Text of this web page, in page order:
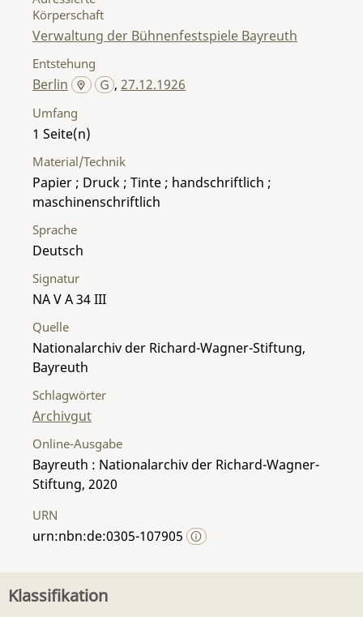
Körperschaft
Verwaltung der Bühnenfestspiele Bayreuth
Entstehung
Berlin ,27.12.1926
Umfang
1
Material/Technik
Papier ; Druck ; Tinte ; handschriftlich ;
maschinenschriftlich
Sprache
Deutsch
Signatur
NA V A 34 III
Quelle
Nationalarchiv der Richard-Wagner-Stiftung,
Bayreuth
Schlagwörter
Archivgut
Online-Ausgabe
Bayreuth : Nationalarchiv der Richard-Wagner-
Stiftung, 2020
URN
urn:nbn:de:0305-107905
Klassifikation